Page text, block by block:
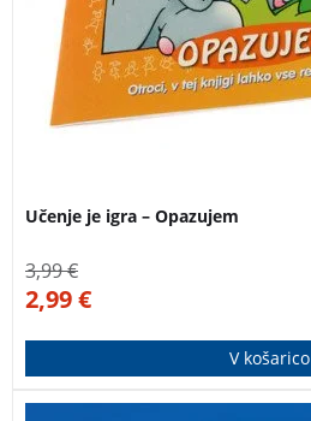
Učenje je igra – Opazujem
3,99€
2,99€
V košarico